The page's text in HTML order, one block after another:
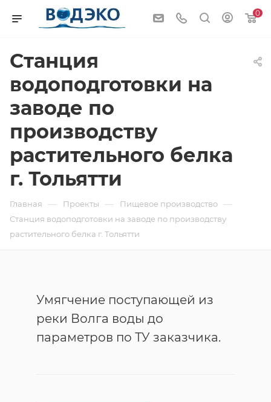
0
Станция
водоподготовки на
заводе по
производству
растительного белка
г. Тольятти
Главная — Проекты — Пищевое производство —
Станция водоподготовки на заводе по производству
растительного белка г. Тольятти
Умягчение поступающей из
реки Волга воды до
параметров по ТУ заказчика.